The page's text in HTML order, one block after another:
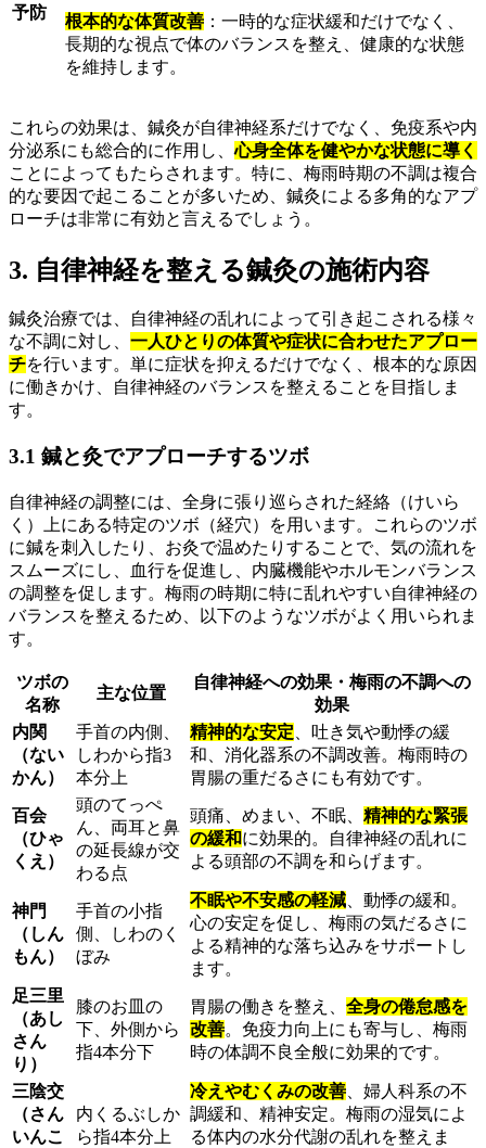
予防
根本的な体質改善 ：一時的な症状緩和だけでなく、
長期的な視点で体のバランスを整え、健康的な状態
を維持します。
これらの効果は、鍼灸が自律神経系だけでなく、免疫系や内
分泌系にも総合的に作用し、心身全体を健やかな状態に導く
ことによってもたらされます。特に、梅雨時期の不調は複合
的な要因で起こることが多いため、鍼灸による多角的なアプ
ローチは非常に有効と言えるでしょう。
3. 自律神経を整える鍼灸の施術内容
鍼灸治療では、自律神経の乱れによって引き起こされる様々
な不調に対し、 一人ひとりの体質や症状に合わせたアプロー
チを行います。単に症状を抑えるだけでなく、根本的な原因
に働きかけ、自律神経のバランスを整えることを目指しま
す。
3.1 鍼と灸でアプローチするツボ
自律神経の調整には、全身に張り巡らされた経絡（けいら
く）上にある特定のツボ（経穴）を用います。これらのツボ
に鍼を刺入したり、お灸で温めたりすることで、気の流れを
スムーズにし、血行を促進し、内臓機能やホルモンバランス
の調整を促します。梅雨の時期に特に乱れやすい自律神経の
バランスを整えるため、以下のようなツボがよく用いられま
す。
ツボの
名称
主な位置
自律神経への効果・梅雨の不調への
効果
内関
（ない
かん）
手首の内側、
しわから指3
本分上
精神的な安定 、吐き気や動悸の緩
和、消化器系の不調改善。梅雨時の
胃腸の重だるさにも有効です。
百会
（ひゃ
くえ）
頭のてっぺ
ん、両耳と鼻
の延長線が交
わる点
頭痛、めまい、不眠、 精神的な緊張
の緩和に効果的。自律神経の乱れに
よる頭部の不調を和らげます。
神門
（しん
もん）
手首の小指
側、しわのく
ぼみ
不眠や不安感の軽減 、動悸の緩和。
心の安定を促し、梅雨の気だるさに
よる精神的な落ち込みをサポートし
ます。
足三里
（あし
さん
り）
膝のお皿の
下、外側から
指4本分下
胃腸の働きを整え、 全身の倦怠感を
改善。免疫力向上にも寄与し、梅雨
時の体調不良全般に効果的です。
三陰交
（さん
いんこ
内くるぶしか
ら指4本分上
冷えやむくみの改善 、婦人科系の不
調緩和、精神安定。梅雨の湿気によ
る体内の水分代謝の乱れを整えま